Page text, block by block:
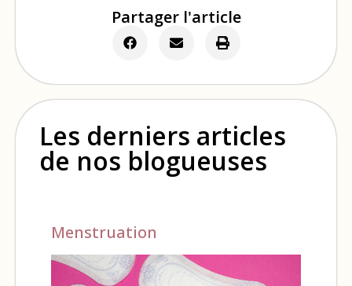
Partager l'article
Les derniers articles
de nos blogueuses
Menstruation